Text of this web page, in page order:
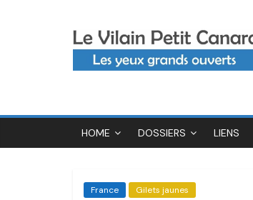
Le
Vilain
Petit
Canard
HOME DOSSIERS LIENS
France Gilets jaunes